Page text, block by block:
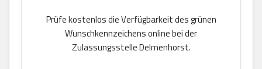
Prüfe kostenlos die Verfügbarkeit des grünen
Wunschkennzeichens online bei der
Zulassungsstelle Delmenhorst.